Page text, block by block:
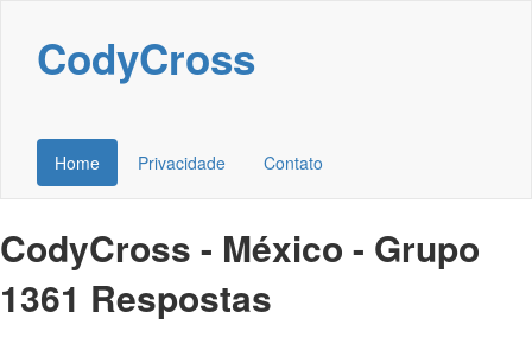
CodyCross
Home Privacidade Contato
CodyCross - México - Grupo
1361 Respostas